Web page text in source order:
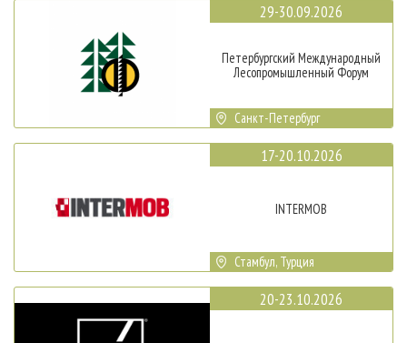
29-30.09.2026
Петербургский Международный
Лесопромышленный Форум
Санкт-Петербург
17-20.10.2026
INTERMOB
Стамбул, Турция
20-23.10.2026